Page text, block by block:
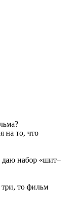
на то, что
даю набор «шит–
три, то фильм